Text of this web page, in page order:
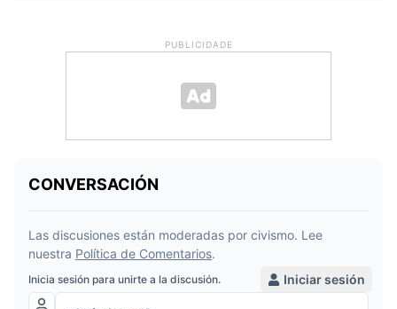
PUBLICIDADE